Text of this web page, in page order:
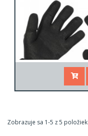
Zobrazuje sa 1-5 z 5 položiek